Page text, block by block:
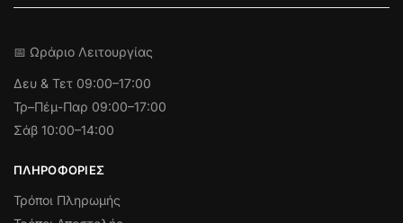
📅 Ωράριο Λειτουργίας
Δευ & Τετ 09:00–17:00
Τρ–Πέμ-Παρ 09:00–17:00
Σάβ 10:00–14:00
ΠΛΗΡΟΦΟΡΊΕΣ
Τρόποι Πληρωμής